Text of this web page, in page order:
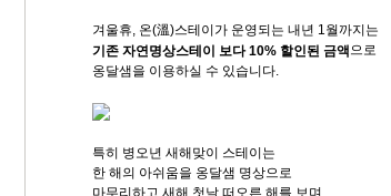
겨울휴, 온(溫)스테이가 운영되는 내년 1월까지는
기존 자연명상스테이 보다 10% 할인된 금액 으로
옹달샘을 이용하실 수 있습니다.
특히 병오년 새해맞이 스테이는
한 해의 아쉬움을 옹달샘 명상으로
마무리하고 새해 첫날 떠오른 해를 보며